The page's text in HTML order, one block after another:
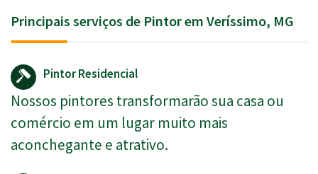
Principais serviços de Pintor em Veríssimo, MG
Pintor Residencial
Nossos pintores transformarão sua casa ou
comércio em um lugar muito mais
aconchegante e atrativo.